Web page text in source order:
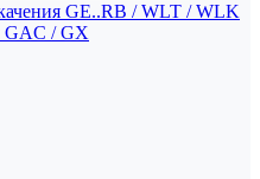
GE..RB / WLT / WLK
GAC / GX